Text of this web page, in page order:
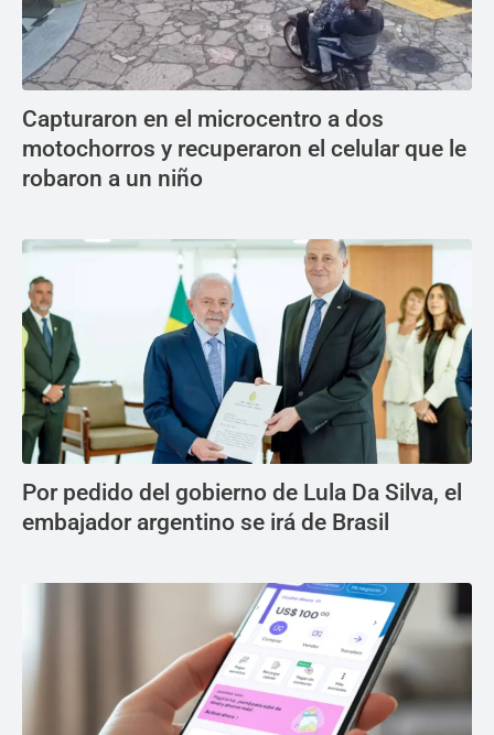
Capturaron en el microcentro a dos
motochorros y recuperaron el celular que le
robaron a un niño
Por pedido del gobierno de Lula Da Silva, el
embajador argentino se irá de Brasil